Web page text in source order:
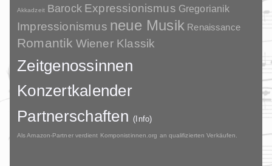
Akkadzeit Barock Expressionismus Gregorianik
Impressionismus neue Musik Renaissance
Romantik Wiener Klassik
Zeitgenossinnen
Konzertkalender
Partnerschaften(Info)
Als Amazon-Partner verdient Komponistinnen.org an qualifizierten Verkäufen.